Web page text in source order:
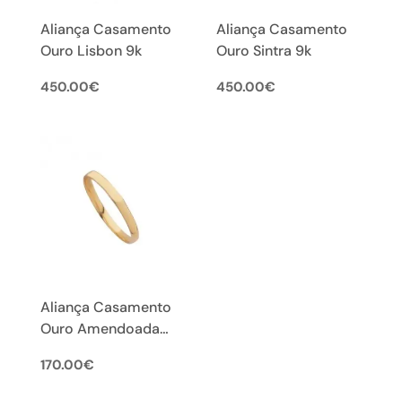
Aliança Casamento
Ouro Lisbon 9k
450.00€
Aliança Casamento
Ouro Sintra 9k
450.00€
Aliança Casamento
Ouro Amendoada
170.00€